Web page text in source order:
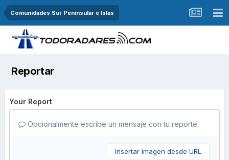
Comunidades Sur Peninsular e Islas
Reportar
Your Report
Opcionalmente escribe un mensaje con tu reporte.
Insertar imagen desde URL